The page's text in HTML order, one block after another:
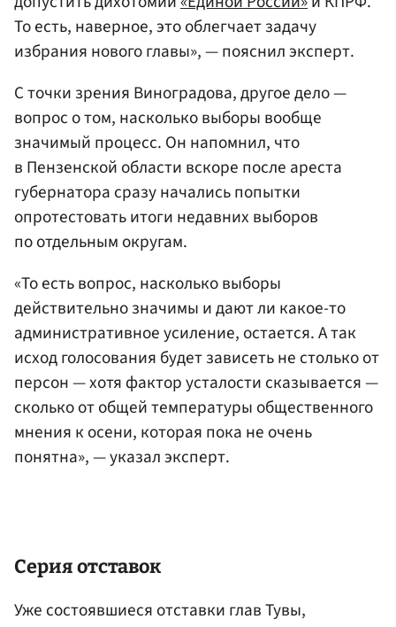
То есть, наверное, это облегчает задачу
избрания нового главы», — пояснил эксперт.
С точки зрения Виноградова, другое дело —
вопрос о том, насколько выборы вообще
значимый процесс. Он напомнил, что
в Пензенской области вскоре после ареста
губернатора сразу начались попытки
опротестовать итоги недавних выборов
по отдельным округам.
«То есть вопрос, насколько выборы
действительно значимы и дают ли какое-то
административное усиление, остается. А так
исход голосования будет зависеть не столько от
персон — хотя фактор усталости сказывается —
сколько от общей температуры общественного
мнения к осени, которая пока не очень
понятна», — указал эксперт.
Серия отставок
Уже состоявшиеся отставки глав Тувы,